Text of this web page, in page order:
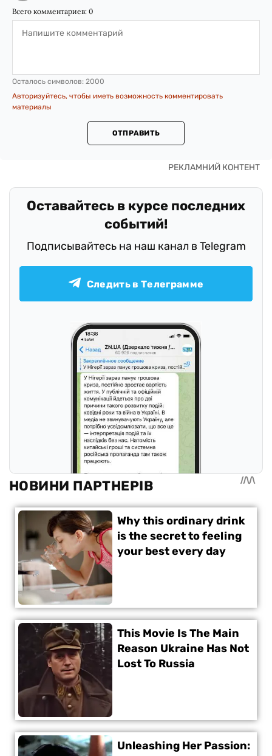
Всего комментариев: 0
Осталось символов: 2000
Авторизуйтесь, чтобы иметь возможность комментировать
материалы
ОТПРАВИТЬ
Оставайтесь в курсе последних
событий!
Подписывайтесь на наш канал в Telegram
Следить в Телеграмме